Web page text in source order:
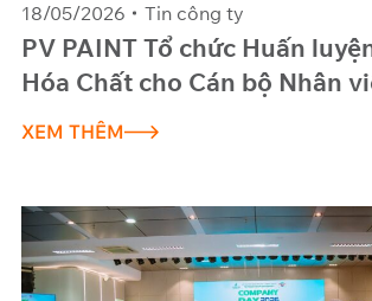
18/05/2026 Tin công ty
PV PAINT Tổ chức Huấn
Hóa Chất cho Cán bộ Nhân
XEM THÊM